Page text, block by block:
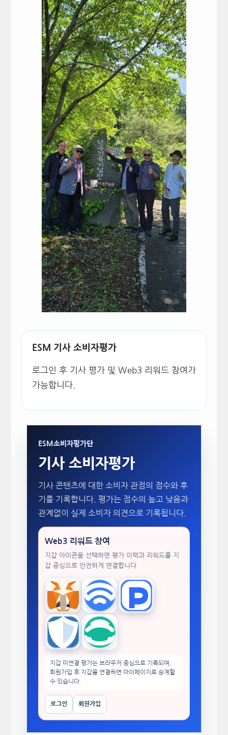
ESM 기사 소비자평가
로그인 후 기사 평가 및 Web3 리워드 참여가
가능합니다.
ESM소비자평가단
기사 소비자평가
기사 콘텐츠에 대한 소비자 관점의 점수와 후
기를 기록합니다. 평가는 점수의 높고 낮음과
관계없이 실제 소비자 의견으로 기록됩니다.
Web3 리워드 참여
지갑 아이콘을 선택하면 평가 이력과 리워드를 지
갑 중심으로 안전하게 연결합니다.
MetaMask WalletConnectTokenPocket
Trust Wallet imToken
지갑 미연결 평가는 브라우저 중심으로 기록되며,
회원가입 후 지갑을 연결하면 마이페이지로 승계할
수 있습니다.
로그인 회원가입